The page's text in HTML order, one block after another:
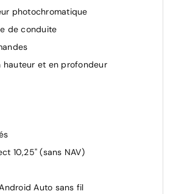
photochromatique
de conduite
hauteur et en profondeur
luminosité
11 kW (AC)
10,25" (sans NAV)
Auto sans fil